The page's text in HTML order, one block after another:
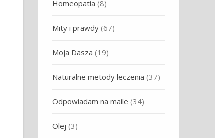
Homeopatia (8)
Mity i prawdy (67)
Moja Dasza (19)
Naturalne metody leczenia (37)
Odpowiadam na maile (34)
Olej (3)